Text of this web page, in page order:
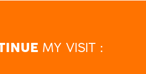
MY VISIT :